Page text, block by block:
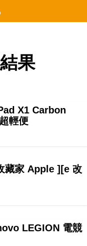
果
X1 Carbon
輕便
藏家 Apple ][e 改
LEGION 電競